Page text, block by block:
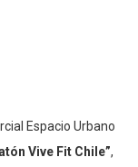
Espacio Urbano
Vive Fit Chile”,